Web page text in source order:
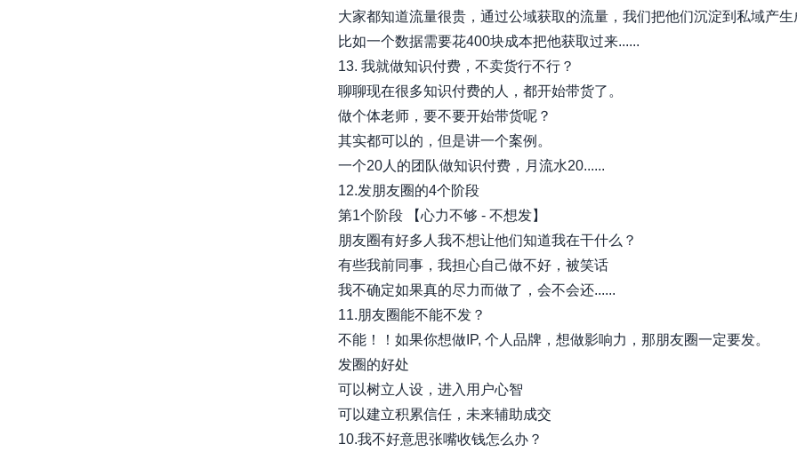
大家都知道流量很贵，通过公域获取的流量，我们把他们沉淀到私域产生
比如一个数据需要花400块成本把他获取过来......
13. 我就做知识付费，不卖货行不行？
聊聊现在很多知识付费的人，都开始带货了。
做个体老师，要不要开始带货呢？
其实都可以的，但是讲一个案例。
一个20人的团队做知识付费，月流水20......
12.发朋友圈的4个阶段
第1个阶段 【心力不够 - 不想发】
朋友圈有好多人我不想让他们知道我在干什么？
有些我前同事，我担心自己做不好，被笑话
我不确定如果真的尽力而做了，会不会还......
11.朋友圈能不能不发？
不能！！如果你想做IP, 个人品牌，想做影响力，那朋友圈一定要发。
发圈的好处
可以树立人设，进入用户心智
可以建立积累信任，未来辅助成交
10.我不好意思张嘴收钱怎么办？